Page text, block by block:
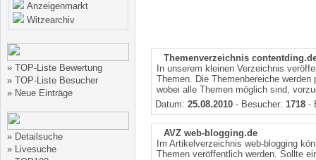
Anzeigenmarkt
Witzearchiv
» TOP-Liste Bewertung
» TOP-Liste Besucher
» Neue Einträge
» Detailsuche
» Livesuche
Themenverzeichnis
In unserem kleinen Verzeichnis
Themen. Die Themenbereiche
wobei alle Themen möglich sind,
Datum: 25.08.2010 - Besucher: 1718 -
AVZ web-blogging.de
Im Artikelverzeichnis web-blogging
Themen veröffentlich werden. Sollte